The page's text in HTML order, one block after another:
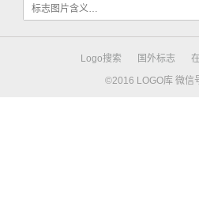
Logo搜索 国外标志
©2016 LOGO库 微信